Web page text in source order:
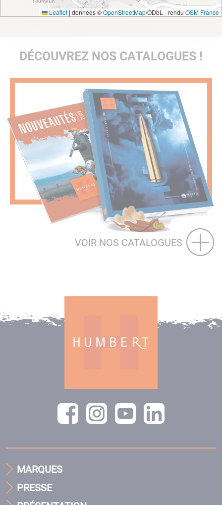
Leaflet | données ©OpenStreetMap/ODbL - rendu OSM France
DÉCOUVREZ NOS CATALOGUES !
VOIR NOS CATALOGUES
MARQUES
PRESSE